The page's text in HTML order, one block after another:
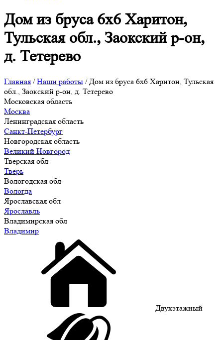
Дом из бруса 6х6 Харитон,
Тульская обл., Заокский р-он,
д. Тетерево
Главная /Наши работы /Дом из бруса 6х6 Харитон, Тульская
обл., Заокский р-он, д. Тетерево
Московская область
Москва
Ленинградская область
Санкт-Петербург
Новгородская область
Великий Новгород
Тверская обл
Тверь
Вологодская обл
Вологда
Ярославская обл
Ярославль
Владимирская обл
Владимир
Двухэтажный